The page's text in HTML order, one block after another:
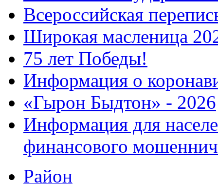
Всероссийская
Широкая масленица
75 лет Победы!
Информация о
«Гырон Быдтон» - 2026
Информация для
финансового
Район